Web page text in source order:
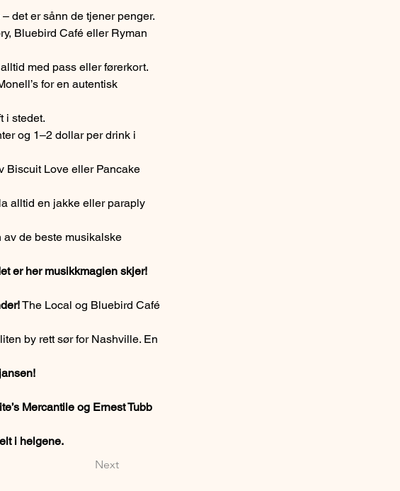
det er sånn de tjener penger.
Bluebird Café eller Ryman
med pass eller førerkort.
for en autentisk
i stedet.
og 1–2 dollar per drink i
Biscuit Love eller Pancake
alltid en jakke eller paraply
de beste musikalske
er her musikkmagien skjer!
The Local og Bluebird Café
by rett sør for Nashville. En
Mercantile og Ernest Tubb
i helgene.
Next